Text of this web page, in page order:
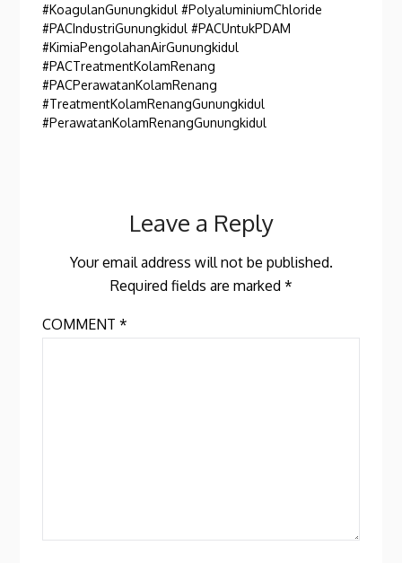
#KoagulanGunungkidul #PolyaluminiumChloride
#PACIndustriGunungkidul #PACUntukPDAM
#KimiaPengolahanAirGunungkidul
#PACTreatmentKolamRenang
#PACPerawatanKolamRenang
#TreatmentKolamRenangGunungkidul
#PerawatanKolamRenangGunungkidul
Leave a Reply
Your email address will not be published.
Required fields are marked *
COMMENT*